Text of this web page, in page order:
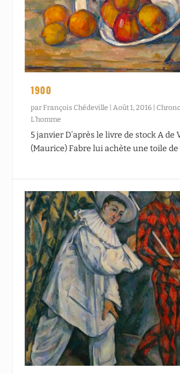
1900
par François Chédeville Août 1, 2016 |
L’homme
5 janvier D’après le livre de stock A de
(Maurice) Fabre lui achète une toile de